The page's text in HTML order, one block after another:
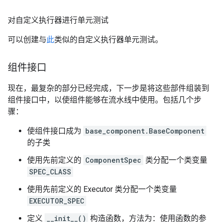
对自定义执行器进行单元测试
可以创建与此类似的自定义执行器单元测试。
组件接口
现在，最复杂的部分已经完成，下一步是将这些部件组装到
组件接口中，以使组件能够在流水线中使用。包括几个步
骤：
使组件接口成为 base_component.BaseComponent
的子类
使用先前定义的 ComponentSpec 类分配一个类变量
SPEC_CLASS
使用先前定义的 Executor 类分配一个类变量
EXECUTOR_SPEC
定义
__init__() 构造函数，方法为：使用函数的参